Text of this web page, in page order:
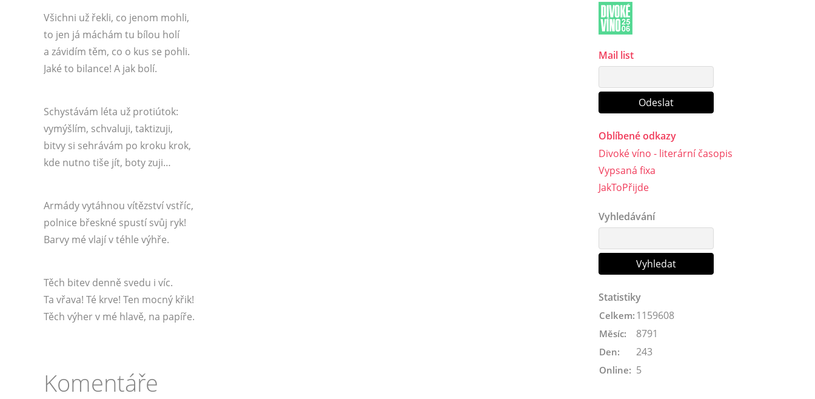
Všichni už řekli, co jenom mohli,
to jen já máchám tu bílou holí
a závidím těm, co o kus se pohli.
Jaké to bilance! A jak bolí.
Schystávám léta už protiútok:
vymýšlím, schvaluji, taktizuji,
bitvy si sehrávám po kroku krok,
kde nutno tiše jít, boty zuji…
Armády vytáhnou vítězství vstříc,
polnice břeskné spustí svůj ryk!
Barvy mé vlají v téhle výhře.
Těch bitev denně svedu i víc.
Ta vřava! Té krve! Ten mocný křik!
Těch výher v mé hlavě, na papíře.
Komentáře
Mail list
Oblíbené odkazy
Divoké víno - literární časopis
Vypsaná fixa
JakToPřijde
Vyhledávání
Statistiky
Online: 5
Celkem: 1159608
Měsíc: 8791
Den: 243